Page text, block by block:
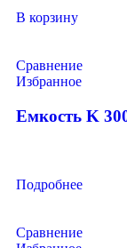
В корзину
Сравнение
Избранное
Емкость K
Подробнее
Сравнение